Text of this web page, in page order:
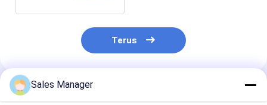
Terus
Rekomendasi Produk
Sales Manager